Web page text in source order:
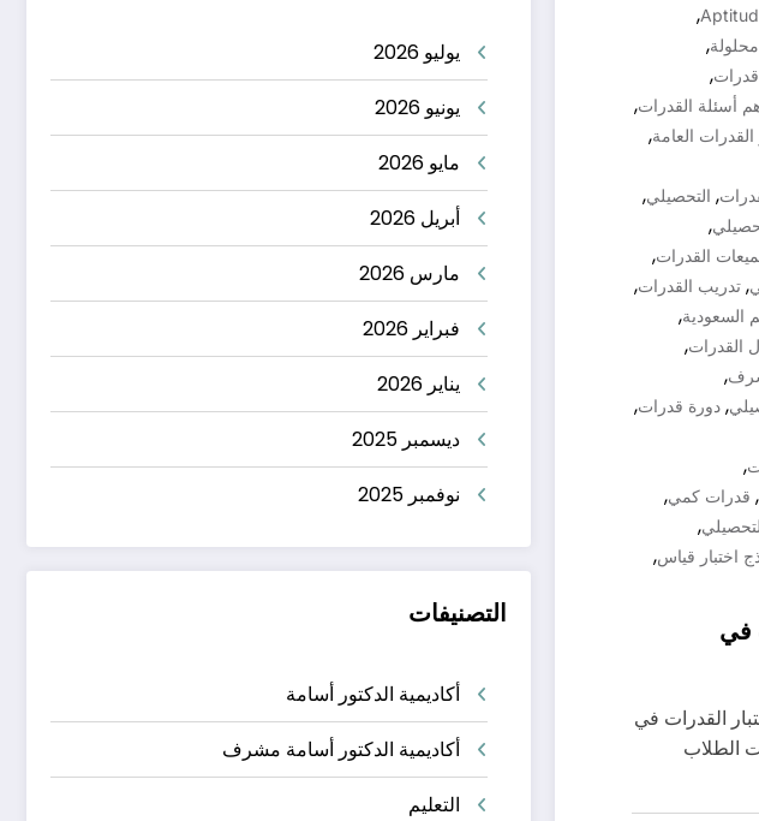
,
,
,
أسئلة القدرات,
القدرات العامة,
, التحصيلي,
,
القدرات,
, تدريب القدرات,
السعودية,
القدرات,
,
, دورة قدرات,
,
, قدرات كمي,
,
اختبار قياس,
في
القدرات في
الطلاب
يوليو 2026
يونيو 2026
مايو 2026
أبريل 2026
مارس 2026
فبراير 2026
يناير 2026
ديسمبر 2025
نوفمبر 2025
التصنيفات
أكاديمية الدكتور أسامة
أكاديمية الدكتور أسامة مشرف
التعليم